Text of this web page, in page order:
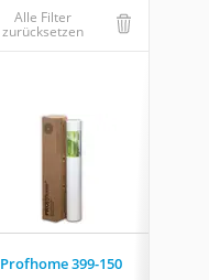
Alle Filter
zurücksetzen
Profhome ‎399-150